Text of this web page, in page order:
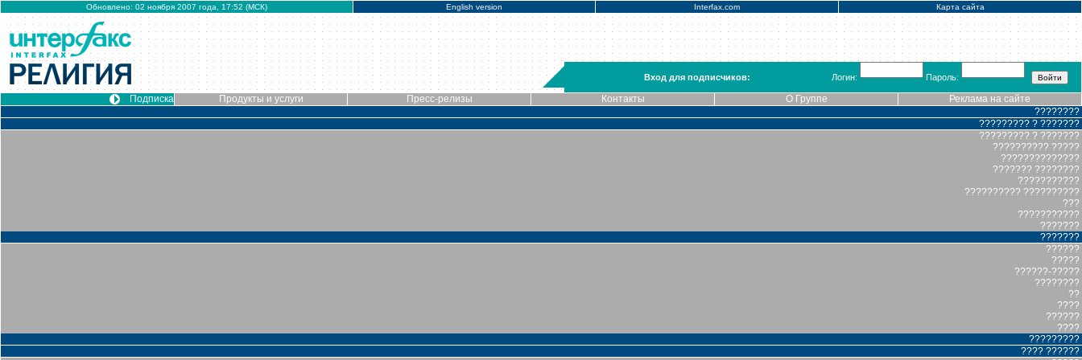
Обновлено: 02 ноября 2007 года, 17:52 (МСК) English version Interfax.com Карта сайта
Вход для подписчиков: Логин: Пароль:
Подписка Продукты и услуги Пресс-релизы Контакты О Группе
Реклама на сайте
????????
????????? ? ???????
????????? ? ???????
?????????? ?????
??????????????
??????? ????????
???????????
?????????? ??????????
???
???????????
???????
???????
??????
?????
??????-?????
????????
??
????
??????
????
?????????
???? ??????